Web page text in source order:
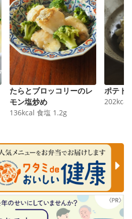
たらとブロッコリーのレ
モン塩炒め
136kcal 食塩 1.2g
ポテト
202kcal